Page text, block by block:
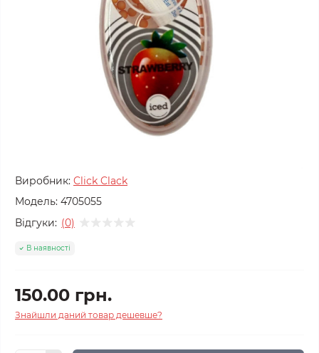
Виробник: Click Clack
Модель: 4705055
Відгуки: (0)
В наявності
150.00 грн.
Знайшли даний товар дешевше?